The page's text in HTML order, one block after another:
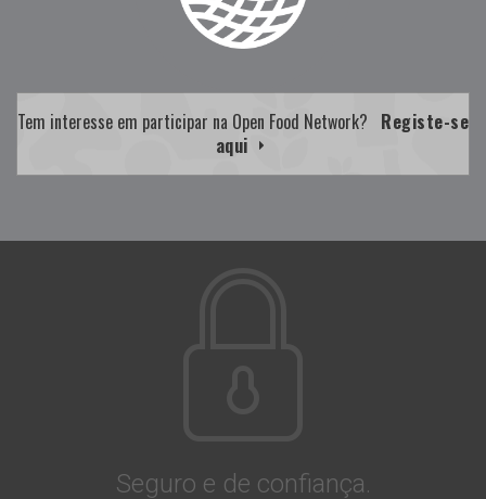
Tem interesse em participar na Open Food Network? Registe-se
aqui
Seguro e de confiança.